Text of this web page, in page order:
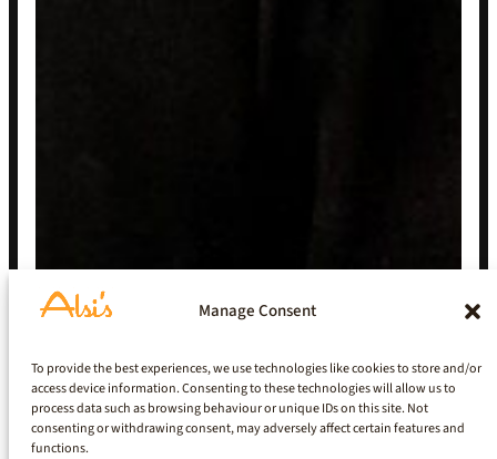
Manage Consent
To provide the best experiences, we use technologies like cookies to store and/or
access device information. Consenting to these technologies will allow us to
process data such as browsing behaviour or unique IDs on this site. Not
consenting or withdrawing consent, may adversely affect certain features and
functions.